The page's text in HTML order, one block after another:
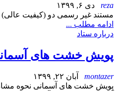
reza
دی ۶, ۱۳۹۹
مستند غیر رسمی دو (کیفیت عالی)
ادامه مطلب ...
درباره ستاد
پویش خشت های آسمانی
montazer
آبان ۲۲, ۱۳۹۹
پویش خشت های آسمانی نحوه